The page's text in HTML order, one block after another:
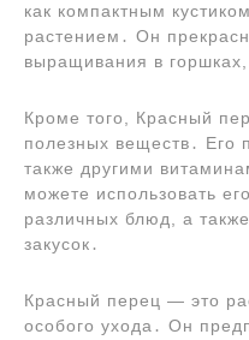
как компактным
растением․ Он
выращивания в
Кроме того, Красный
полезных веществ․ Его
также другими
можете использовать
различных блюд, а
закусок․
Красный перец ― это
особого ухода․ Он